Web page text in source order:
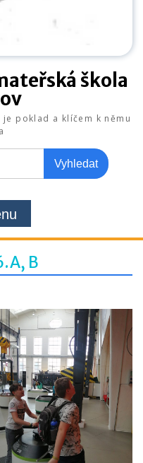
škola
poklad a klíčem k němu
B